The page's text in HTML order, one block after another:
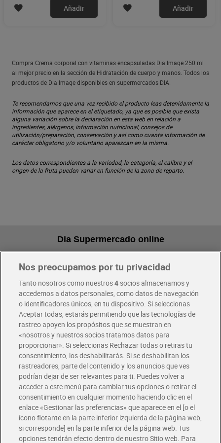
Añadir Añadir
Compra Crema corporal con vitaminas encapsuladas Dia Imaqe 250 ml
al mejor precio en la sección de Hidratación de cuerpo y manos. Todos los
productos de Dia Imaqe disponibles en supermercados DIA.
Te recomendamos que una vez recibido el producto leas detenidamente la
información que aparece en el etiquetado, ya que es posible que exista
alguna variación sobre la declaración en esta web en relación a
ingredientes, alérgenos, información nutricional, consejos de
utilización/preparación, conservación y así como cuanta información de
carácter obligatorio y/o voluntario aparezcan en la misma.
Los datos correspondientes a la variedad, la categoría, el calibre y el
origen de la fruta pueden variar en función de la zona de reparto.
Dia Supermercado online
Pide hoy, recibe hoy
Envío gratis por compras superiores a 100€
Envío estandar por 4,99€
Glovo y Uber Eats
Solicita tu factura de Glovo o Uber Eats
Únete al CLUB Dia
Disfruta las ventajas y ofertas exclusivas.
Descárgate la APP Dia
Folletos y Tiendas
Descubre las mejores ofertas y busca tu tienda más cercana
Nos preocupamos por tu privacidad
Tanto nosotros como nuestros4socios almacenamos y
accedemos a datos personales, como datos de navegación
o identificadores únicos, en tu dispositivo. Si seleccionas
Aceptar todas, estarás permitiendo que las tecnologías de
rastreo apoyen los propósitos que se muestran en
«nosotros y nuestros socios tratamos datos para
proporcionar». Si seleccionas Rechazar todas o retiras tu
consentimiento, los deshabilitarás. Si se deshabilitan los
rastreadores, parte del contenido y los anuncios que ves
podrían dejar de ser relevantes para ti. Puedes volver a
acceder a este menú para cambiar tus opciones o retirar el
consentimiento en cualquier momento haciendo clic en el
enlace «Gestionar las preferencias» que aparece en el [o el
ícono flotante en la parte inferior izquierda de la página web,
si corresponde] en la parte inferior de la página web. Tus
opciones tendrán efecto dentro de nuestro Sitio web. Para